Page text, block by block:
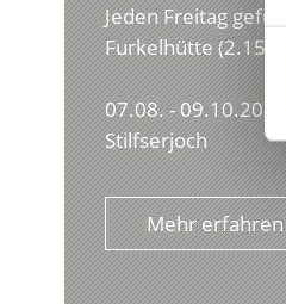
Jeden Freitag
Furkelhütte
07.08. - 09.10.2026
Stilfserjoch
Mehr erfahren